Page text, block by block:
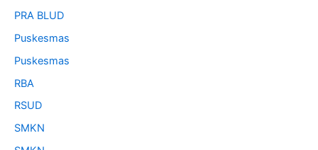
PRA BLUD
Puskesmas
Puskesmas
RBA
RSUD
SMKN